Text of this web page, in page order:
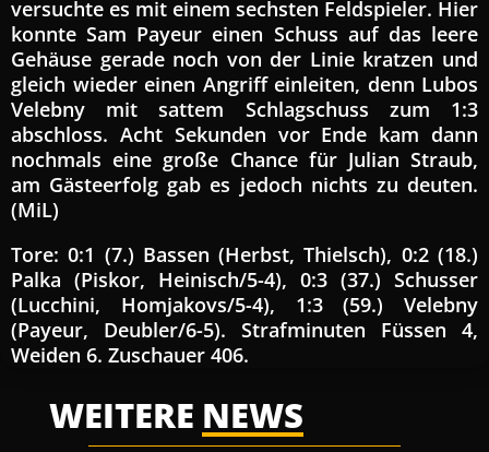
versuchte es mit einem sechsten Feldspieler. Hier
konnte Sam Payeur einen Schuss auf das leere
Gehäuse gerade noch von der Linie kratzen und
gleich wieder einen Angriff einleiten, denn Lubos
Velebny mit sattem Schlagschuss zum 1:3
abschloss. Acht Sekunden vor Ende kam dann
nochmals eine große Chance für Julian Straub,
am Gästeerfolg gab es jedoch nichts zu deuten.
(MiL)
Tore: 0:1 (7.) Bassen (Herbst, Thielsch), 0:2 (18.)
Palka (Piskor, Heinisch/5-4), 0:3 (37.) Schusser
(Lucchini, Homjakovs/5-4), 1:3 (59.) Velebny
(Payeur, Deubler/6-5). Strafminuten Füssen 4,
Weiden 6. Zuschauer 406.
WEITERE NEWS